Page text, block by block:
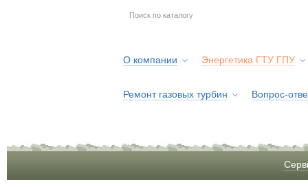
О компании Энергетика ГТУ ГПУ
Ремонт газовых турбин Вопрос-